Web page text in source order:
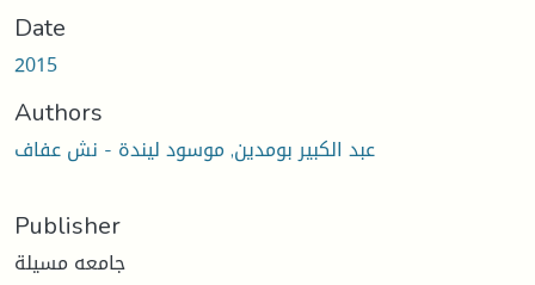
Date
2015
Authors
عبد الكبير بومدين, موسود ليندة - نش عفاف
Publisher
جامعه مسيلة